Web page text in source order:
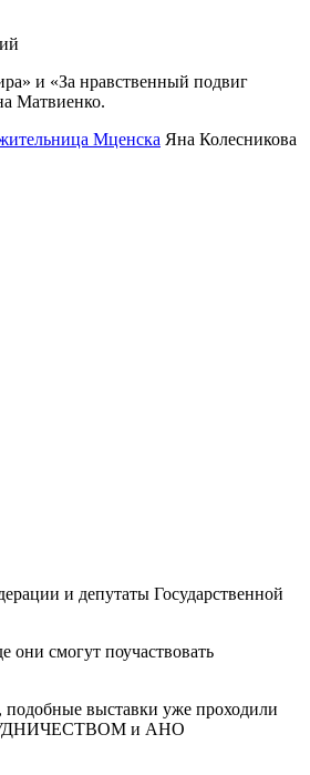
и «За нравственный подвиг
Матвиенко.
Мценска Яна Колесникова
и депутаты Государственной
они смогут поучаствовать
подобные выставки уже проходили
и АНО